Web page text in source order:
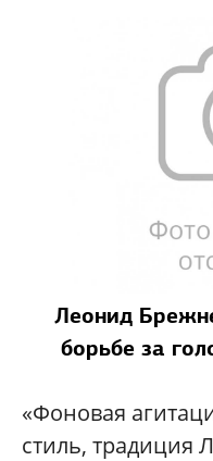
Леонид
борьбе за
«Фоновая
стиль, традиция